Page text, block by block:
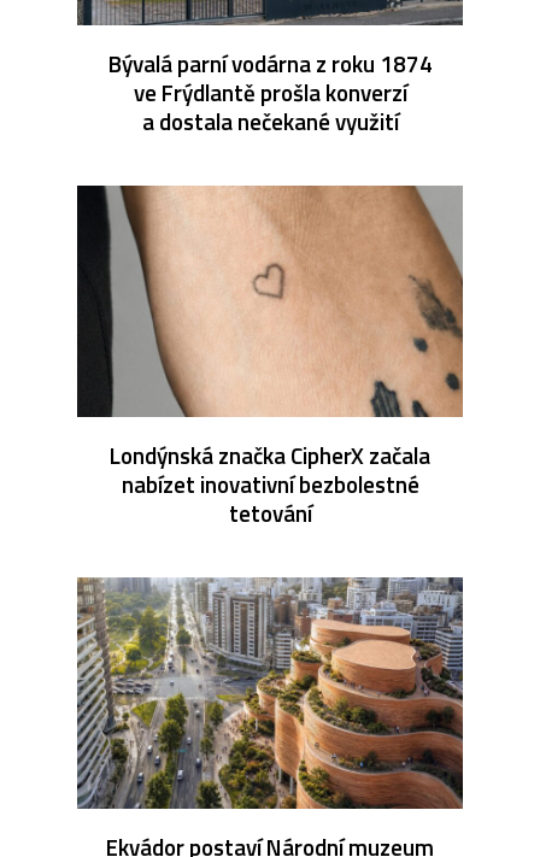
Bývalá parní vodárna z roku 1874
ve Frýdlantě prošla konverzí
a dostala nečekané využití
Londýnská značka CipherX začala
nabízet inovativní bezbolestné
tetování
Ekvádor postaví Národní muzeum